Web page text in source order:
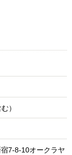
）
7-8-10オークラヤ